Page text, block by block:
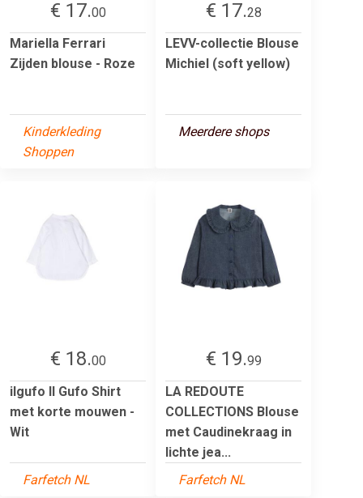
€ 17.00
Mariella Ferrari
Zijden blouse - Roze
Kinderkleding
Shoppen
€ 17.28
LEVV-collectie Blouse
Michiel (soft yellow)
Meerdere shops
€ 18.00
ilgufo Il Gufo Shirt
met korte mouwen -
Wit
Farfetch NL
€ 19.99
LA REDOUTE
COLLECTIONS Blouse
met Caudinekraag in
lichte jea...
Farfetch NL